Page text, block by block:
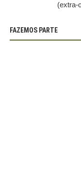
(extra-
FAZEMOS PARTE